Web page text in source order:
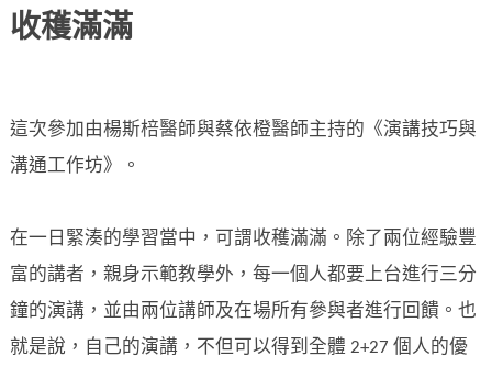
收穫滿滿
這次參加由楊斯棓醫師與蔡依橙醫師主持的《演講技巧與
溝通工作坊》。
在一日緊湊的學習當中，可謂收穫滿滿。除了兩位經驗豐
富的講者，親身示範教學外，每一個人都要上台進行三分
鐘的演講，並由兩位講師及在場所有參與者進行回饋。也
就是說，自己的演講，不但可以得到全體 2+27 個人的優